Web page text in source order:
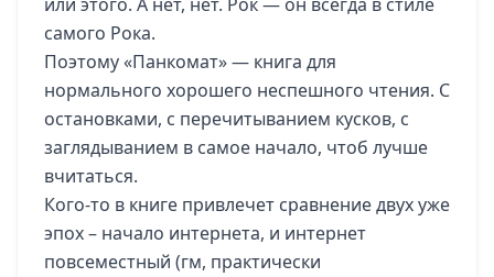
самого Рока.
Поэтому «Панкомат» — книга для
нормального хорошего неспешного чтения. С
остановками, с перечитыванием кусков, с
заглядыванием в самое начало, чтоб лучше
вчитаться.
Кого-то в книге привлечет сравнение двух уже
эпох – начало интернета, и интернет
повсеместный (гм, практически